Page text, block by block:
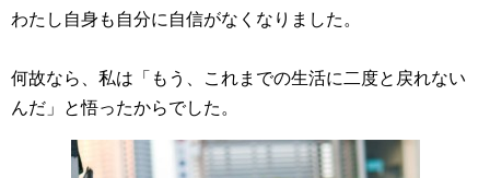
わたし自身も自分に自信がなくなりました。
何故なら、私は「もう、これまでの生活に二度と戻れない
んだ」と悟ったからでした。